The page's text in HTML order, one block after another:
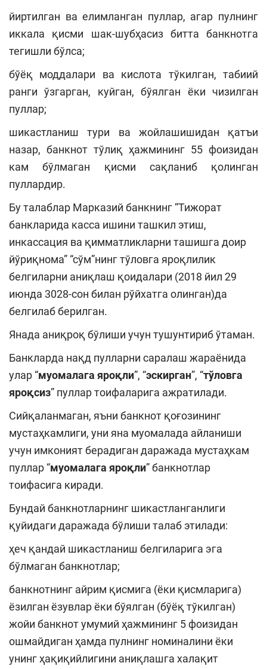
йиртилган ва елимланган пуллар, агар пулнинг
иккала қисми шак-шубҳасиз битта банкнотга
тегишли бўлса;
бўёқ моддалари ва кислота тўкилган, табиий
ранги ўзгарган, куйган, бўялган ёки чизилган
пуллар;
шикастланиш тури ва жойлашишидан қатъи
назар, банкнот тўлиқ ҳажмининг 55 фоизидан
кам бўлмаган қисми сақланиб қолинган
пуллардир.
Бу талаблар Марказий банкнинг “Тижорат
банкларида касса ишини ташкил этиш,
инкассация ва қимматликларни ташишга доир
йўриқнома” “сўм”нинг тўловга яроқлилик
белгиларни аниқлаш қоидалари (2018 йил 29
июнда 3028-сон билан рўйхатга олинган)да
белгилаб берилган.
Янада аниқроқ бўлиши учун тушунтириб ўтаман.
Банкларда нақд пулларни саралаш жараёнида
улар “муомалага яроқли”, “эскирган”, “тўловга
яроқсиз” пуллар тоифаларига ажратилади.
Сийқаланмаган, яъни банкнот қоғозининг
мустаҳкамлиги, уни яна муомалада айланиши
учун имконият берадиган даражада мустаҳкам
пуллар “муомалага яроқли” банкнотлар
тоифасига киради.
Бундай банкнотларнинг шикастланганлиги
қуйидаги даражада бўлиши талаб этилади:
ҳеч қандай шикастланиш белгиларига эга
бўлмаган банкнотлар;
банкнотнинг айрим қисмига (ёки қисмларига)
ёзилган ёзувлар ёки бўялган (бўёқ тўкилган)
жойи банкнот умумий ҳажмининг 5 фоизидан
ошмайдиган ҳамда пулнинг номиналини ёки
унинг ҳақиқийлигини аниқлашга халақит